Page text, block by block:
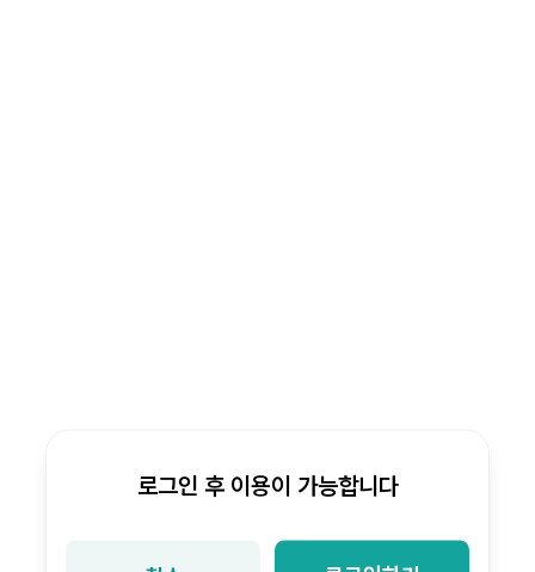
로그인 후 이용이 가능합니다